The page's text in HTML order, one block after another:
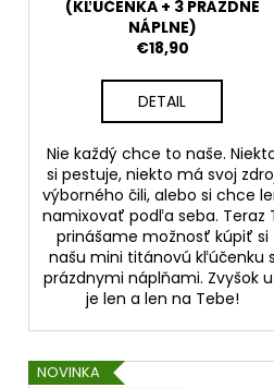
(KĽÚČENKA + 3 PRÁZDNE
NÁPLNE)
€18,90
DETAIL
Nie každý chce to naše.
si pestuje, niekto má svoj
výborného čili, alebo si chce
namixovať podľa seba. Teraz
prinášame možnosť kúpiť si
našu mini titánovú kľúčenku s
prázdnymi náplňami. Zvyšok
je len a len na Tebe!
NOVINKA